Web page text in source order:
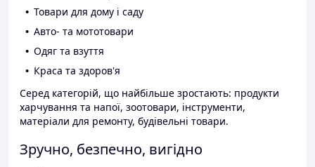
Товари для дому і саду
Авто- та мототовари
Одяг та взуття
Краса та здоров'я
Серед категорій, що найбільше зростають: продукти
харчування та напої, зоотовари, інструменти,
матеріали для ремонту, будівельні товари.
Зручно, безпечно, вигідно